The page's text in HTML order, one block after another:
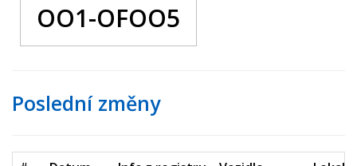
OO1-OFOO5
Poslední změny